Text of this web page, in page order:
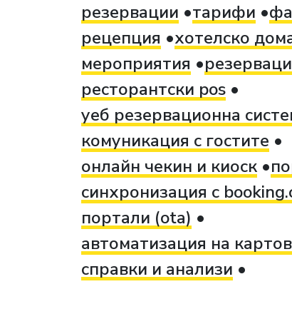
резервации
тарифи
рецепция
хотелско
мероприятия
ресторантски pos
уеб резервационна
комуникация с гостите
онлайн чекин и киоск
синхронизация с
портали (ota)
автоматизация на
справки и анализи